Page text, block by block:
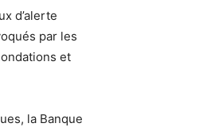
d’alerte
par les
et
la Banque